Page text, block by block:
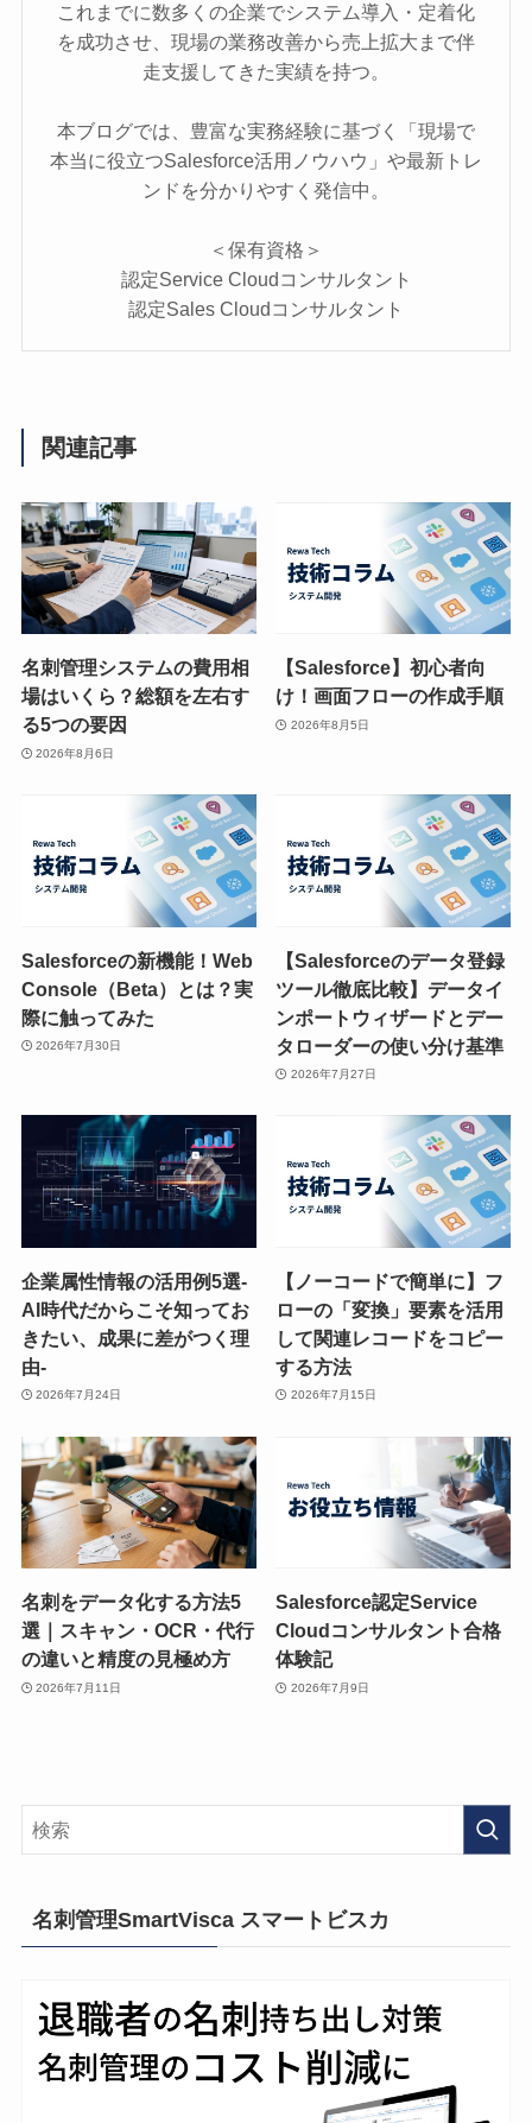
これまでに数多くの企業でシステム導入・定着化
を成功させ、現場の業務改善から売上拡大まで伴
走支援してきた実績を持つ。
本ブログでは、豊富な実務経験に基づく「現場で
本当に役立つSalesforce活用ノウハウ」や最新トレ
ンドを分かりやすく発信中。
＜保有資格＞
認定Service Cloudコンサルタント
認定Sales Cloudコンサルタント
関連記事
名刺管理システムの費用相
場はいくら？総額を左右す
る5つの要因
2026年8月6日
【Salesforce】初心者向
け！画面フローの作成手順
2026年8月5日
Salesforceの新機能！Web
Console（Beta）とは？実
際に触ってみた
2026年7月30日
【Salesforceのデータ登録
ツール徹底比較】データイ
ンポートウィザードとデー
タローダーの使い分け基準
2026年7月27日
企業属性情報の活用例5選-
AI時代だからこそ知ってお
きたい、成果に差がつく理
由-
2026年7月24日
【ノーコードで簡単に】フ
ローの「変換」要素を活用
して関連レコードをコピー
する方法
2026年7月15日
名刺をデータ化する方法5
選｜スキャン・OCR・代行
の違いと精度の見極め方
2026年7月11日
Salesforce認定Service
Cloudコンサルタント合格
体験記
2026年7月9日
名刺管理SmartVisca スマートビスカ